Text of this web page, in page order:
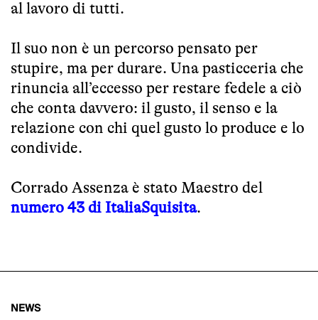
al lavoro di tutti.
Il suo non è un percorso pensato per
stupire, ma per durare. Una pasticceria che
rinuncia all’eccesso per restare fedele a ciò
che conta davvero: il gusto, il senso e la
relazione con chi quel gusto lo produce e lo
condivide.
Corrado Assenza è stato Maestro del
numero 43 di ItaliaSquisita.
NEWS